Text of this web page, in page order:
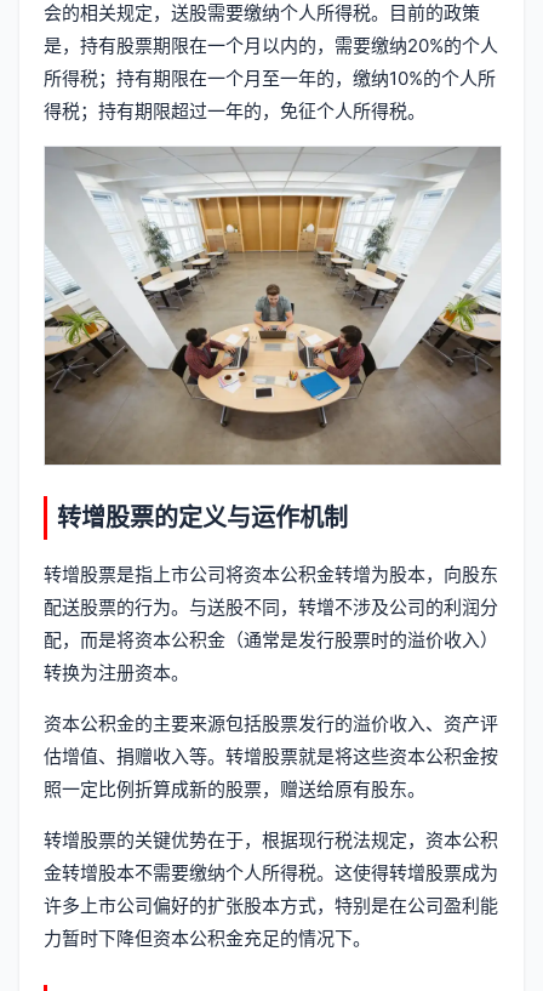
会的相关规定，送股需要缴纳个人所得税。目前的政策
是，持有股票期限在一个月以内的，需要缴纳20%的个人
所得税；持有期限在一个月至一年的，缴纳10%的个人所
得税；持有期限超过一年的，免征个人所得税。
转增股票的定义与运作机制
转增股票是指上市公司将资本公积金转增为股本，向股东
配送股票的行为。与送股不同，转增不涉及公司的利润分
配，而是将资本公积金（通常是发行股票时的溢价收入）
转换为注册资本。
资本公积金的主要来源包括股票发行的溢价收入、资产评
估增值、捐赠收入等。转增股票就是将这些资本公积金按
照一定比例折算成新的股票，赠送给原有股东。
转增股票的关键优势在于，根据现行税法规定，资本公积
金转增股本不需要缴纳个人所得税。这使得转增股票成为
许多上市公司偏好的扩张股本方式，特别是在公司盈利能
力暂时下降但资本公积金充足的情况下。